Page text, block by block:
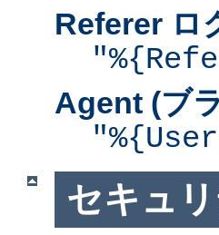
Referer ロ
Agent (ブ
セキュ